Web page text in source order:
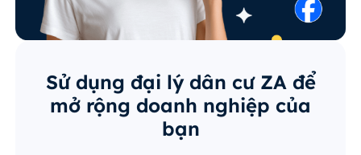
Sử dụng đại lý dân cư ZA để
mở rộng doanh nghiệp của
bạn